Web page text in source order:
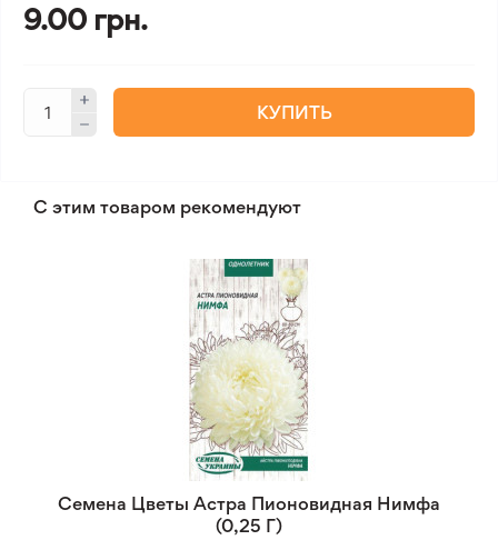
9.00 грн.
КУПИТЬ
С этим товаром рекомендуют
Семена Цветы Астра Пионовидная Нимфа
(0,25 Г)